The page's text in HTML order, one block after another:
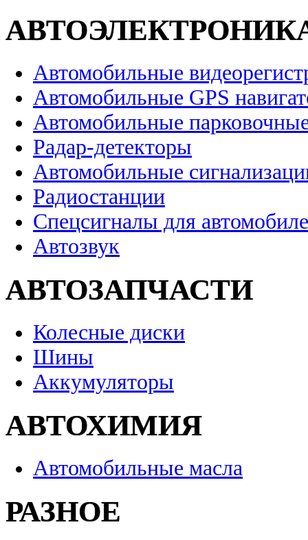
Автомобильные
Автомобильные GPS
Автомобильные
Радар-детекторы
Автомобильные
Радиостанции
Спецсигналы для
Автозвук
АВТОЗАПЧАСТИ
Колесные диски
Шины
Аккумуляторы
АВТОХИМИЯ
Автомобильные масла
РАЗНОЕ